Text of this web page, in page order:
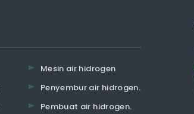
Mesin air hidrogen
Penyembur air hidrogen.
Pembuat air hidrogen.